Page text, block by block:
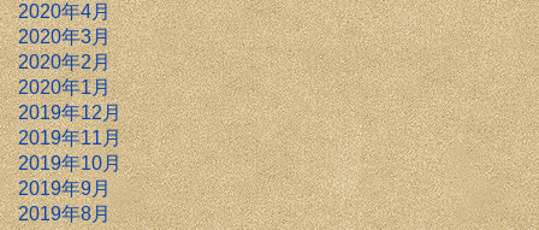
2020年4月
2020年3月
2020年2月
2020年1月
2019年12月
2019年11月
2019年10月
2019年9月
2019年8月